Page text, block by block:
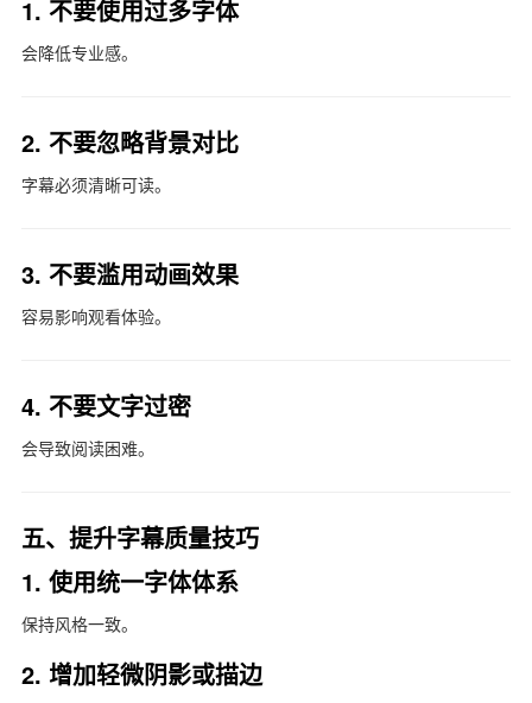
1. 不要使用过多字体
会降低专业感。
2. 不要忽略背景对比
字幕必须清晰可读。
3. 不要滥用动画效果
容易影响观看体验。
4. 不要文字过密
会导致阅读困难。
五、提升字幕质量技巧
1. 使用统一字体体系
保持风格一致。
2. 增加轻微阴影或描边